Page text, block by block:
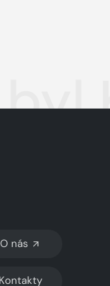
TMAVÝ REŽIM
O nás
Kontakty